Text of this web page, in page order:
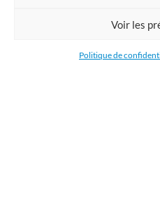
Voir les
Politique de
entreprise. Nous imprimons : bâche,
Belgique, aux Pays-Bas et au